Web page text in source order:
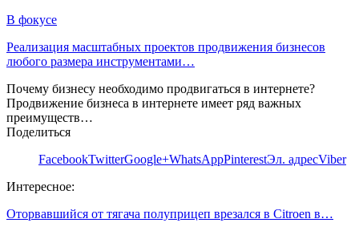
В фокусе
Реализация масштабных проектов продвижения бизнесов
любого размера инструментами…
Почему бизнесу необходимо продвигаться в интернете?
Продвижение бизнеса в интернете имеет ряд важных
преимуществ…
Поделиться
FacebookTwitterGoogle+WhatsAppPinterestЭл. адресViber
Интересное:
Оторвавшийся от тягача полуприцеп врезался в Citroen в…